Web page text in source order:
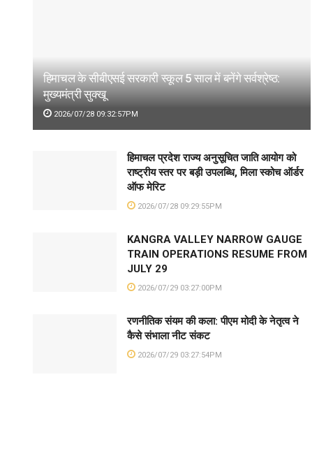
हिमाचल के सीबीएसई सरकारी स्कूल 5 साल में बनेंगे सर्वश्रेष्ठ:
मुख्यमंत्री सुक्खू
2026/07/28 09:32:57PM
हिमाचल प्रदेश राज्य अनुसूचित जाति आयोग को
राष्ट्रीय स्तर पर बड़ी उपलब्धि, मिला स्कोच ऑर्डर
ऑफ मेरिट
2026/07/28 09:29:55PM
KANGRA VALLEY NARROW GAUGE
TRAIN OPERATIONS RESUME FROM
JULY 29
2026/07/29 03:27:00PM
रणनीतिक संयम की कला: पीएम मोदी के नेतृत्व ने
कैसे संभाला नीट संकट
2026/07/29 03:27:54PM